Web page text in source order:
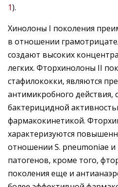
1).
Хинолоны I поколения
в отношении
создают высоких
легких. Фторхинолоны II
стафилококки, являются
антимикробного действия,
бактерицидной
фармакокинетикой.
характеризуются
отношении S. pneumoniaе
патогенов, кроме того,
поколения еще и